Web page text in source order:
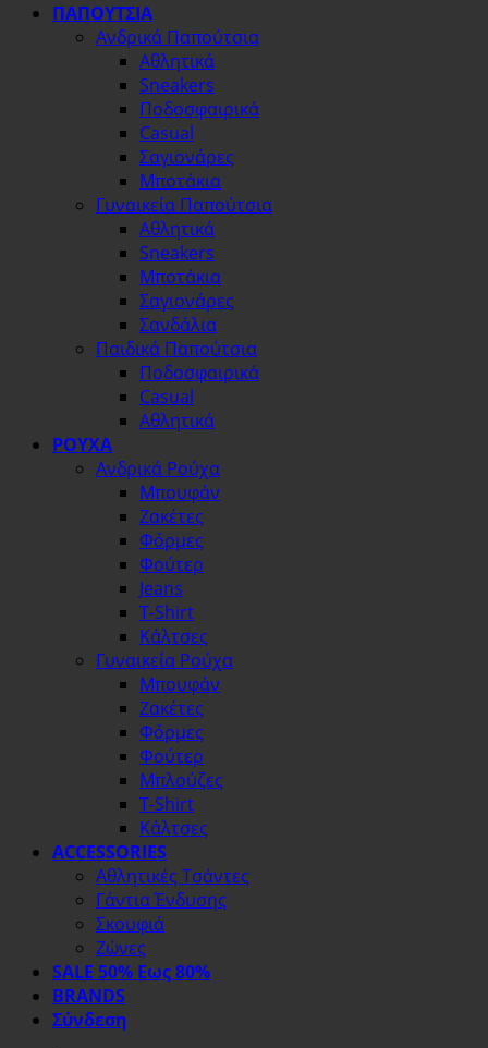
ΠΑΠΟΥΤΣΙΑ
Ανδρικά Παπούτσια
Αθλητικά
Sneakers
Ποδοσφαιρικά
Casual
Σαγιονάρες
Μποτάκια
Γυναικεία Παπούτσια
Αθλητικά
Sneakers
Μποτάκια
Σαγιονάρες
Σανδάλια
Παιδικά Παπούτσια
Ποδοσφαιρικά
Casual
Αθλητικά
ΡΟΥΧΑ
Ανδρικά Ρούχα
Μπουφάν
Ζακέτες
Φόρμες
Φούτερ
Jeans
T-Shirt
Κάλτσες
Γυναικεία Ρούχα
Μπουφάν
Ζακέτες
Φόρμες
Φούτερ
Μπλούζες
T-Shirt
Κάλτσες
ACCESSORIES
Αθλητικές Τσάντες
Γάντια Ένδυσης
Σκουφιά
Ζώνες
SALE 50% Εως 80%
BRANDS
Σύνδεση